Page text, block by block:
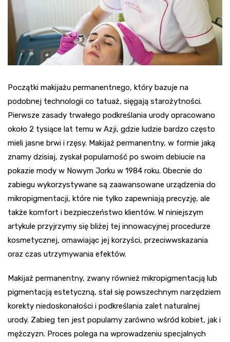
Początki makijażu permanentnego, który bazuje na
podobnej technologii co tatuaż, sięgają starożytności.
Pierwsze zasady trwałego podkreślania urody opracowano
około 2 tysiące lat temu w Azji, gdzie ludzie bardzo często
mieli jasne brwi i rzęsy. Makijaż permanentny, w formie jaką
znamy dzisiaj, zyskał popularność po swoim debiucie na
pokazie mody w Nowym Jorku w 1984 roku. Obecnie do
zabiegu wykorzystywane są zaawansowane urządzenia do
mikropigmentacji, które nie tylko zapewniają precyzję, ale
także komfort i bezpieczeństwo klientów. W niniejszym
artykule przyjrzymy się bliżej tej innowacyjnej procedurze
kosmetycznej, omawiając jej korzyści, przeciwwskazania
oraz czas utrzymywania efektów.
Makijaż permanentny, zwany również mikropigmentacją lub
pigmentacją estetyczną, stał się powszechnym narzędziem
korekty niedoskonałości i podkreślania zalet naturalnej
urody. Zabieg ten jest popularny zarówno wśród kobiet, jak i
mężczyzn. Proces polega na wprowadzeniu specjalnych